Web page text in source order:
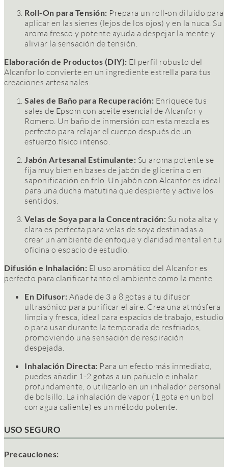
Roll-On para Tensión: Prepara un roll-on diluido para
aplicar en las sienes (lejos de los ojos) y en la nuca. Su
aroma fresco y potente ayuda a despejar la mente y
aliviar la sensación de tensión.
Elaboración de Productos (DIY): El perfil robusto del
Alcanfor lo convierte en un ingrediente estrella para tus
creaciones artesanales.
Sales de Baño para Recuperación: Enriquece tus
sales de Epsom con aceite esencial de Alcanfor y
Romero. Un baño de inmersión con esta mezcla es
perfecto para relajar el cuerpo después de un
esfuerzo físico intenso.
Jabón Artesanal Estimulante: Su aroma potente se
fija muy bien en bases de jabón de glicerina o en
saponificación en frío. Un jabón con Alcanfor es ideal
para una ducha matutina que despierte y active los
sentidos.
Velas de Soya para la Concentración: Su nota alta y
clara es perfecta para velas de soya destinadas a
crear un ambiente de enfoque y claridad mental en tu
oficina o espacio de estudio.
Difusión e Inhalación: El uso aromático del Alcanfor es
perfecto para clarificar tanto el ambiente como la mente.
En Difusor: Añade de 3 a 8 gotas a tu difusor
ultrasónico para purificar el aire. Crea una atmósfera
limpia y fresca, ideal para espacios de trabajo, estudio
o para usar durante la temporada de resfriados,
promoviendo una sensación de respiración
despejada.
Inhalación Directa: Para un efecto más inmediato,
puedes añadir 1-2 gotas a un pañuelo e inhalar
profundamente, o utilizarlo en un inhalador personal
de bolsillo. La inhalación de vapor (1 gota en un bol
con agua caliente) es un método potente.
USO SEGURO
Precauciones: